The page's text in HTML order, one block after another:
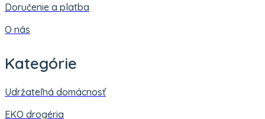
Doručenie a platba
O nás
Kategórie
Udržateľná domácnosť
EKO drogéria